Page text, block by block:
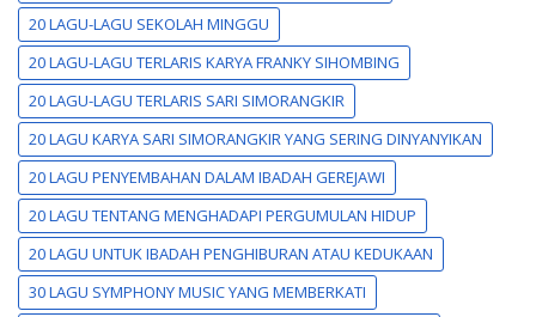
20 LAGU-LAGU SEKOLAH MINGGU
20 LAGU-LAGU TERLARIS KARYA FRANKY SIHOMBING
20 LAGU-LAGU TERLARIS SARI SIMORANGKIR
20 LAGU KARYA SARI SIMORANGKIR YANG SERING DINYANYIKAN
20 LAGU PENYEMBAHAN DALAM IBADAH GEREJAWI
20 LAGU TENTANG MENGHADAPI PERGUMULAN HIDUP
20 LAGU UNTUK IBADAH PENGHIBURAN ATAU KEDUKAAN
30 LAGU SYMPHONY MUSIC YANG MEMBERKATI